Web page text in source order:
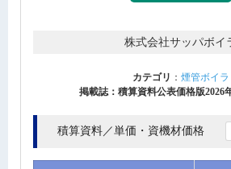
株式会社サッパボイ
カテゴリ ： 煙管ボイラ
掲載誌：積算資料公表価格版2026
積算資料／単価・資機材価格